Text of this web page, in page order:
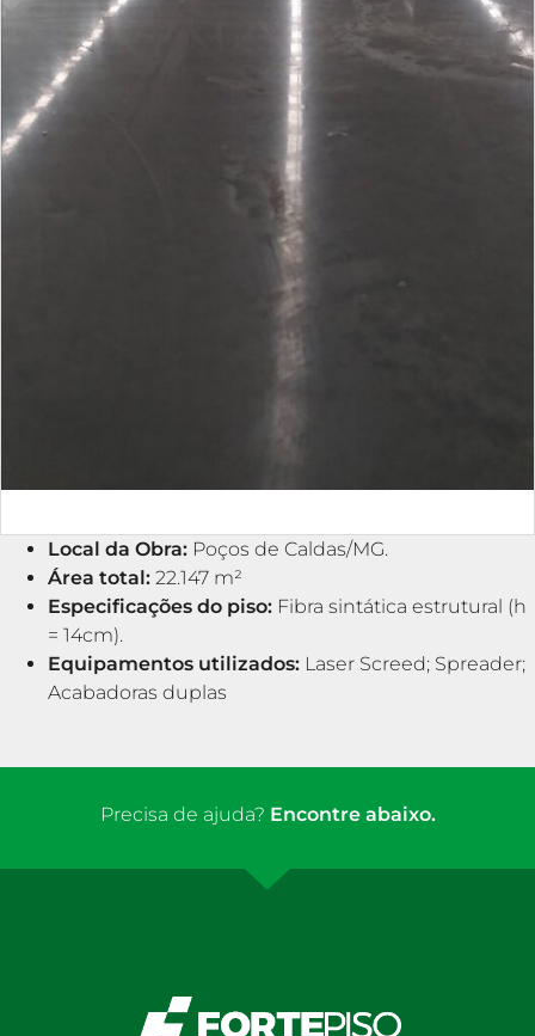
Local da Obra: Poços de Caldas/MG.
Área total: 22.147 m²
Especificações do piso: Fibra sintática estrutural (h
= 14cm).
Equipamentos utilizados: Laser Screed; Spreader;
Acabadoras duplas
Precisa de ajuda? Encontre abaixo.